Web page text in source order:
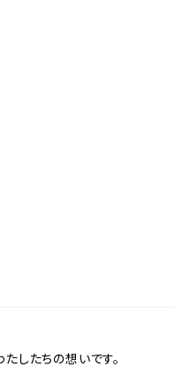
したちの想いです。